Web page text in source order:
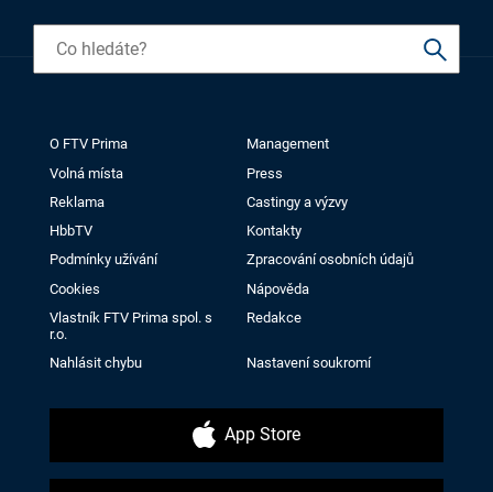
O FTV Prima
Management
Volná místa
Press
Reklama
Castingy a výzvy
HbbTV
Kontakty
Podmínky užívání
Zpracování osobních údajů
Cookies
Nápověda
Vlastník FTV Prima spol. s
r.o.
Redakce
Nahlásit chybu Nastavení soukromí
App Store